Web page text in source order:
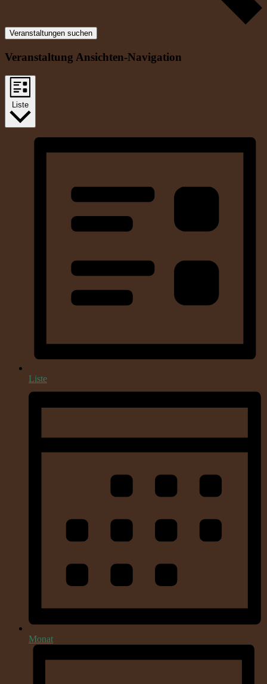
Veranstaltungen suchen
Veranstaltung Ansichten-Navigation
Liste
Liste
Monat